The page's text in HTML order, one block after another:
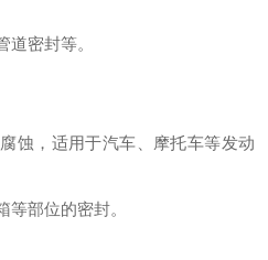
密封等。
蚀，适用于汽车、摩托车等发动
部位的密封。